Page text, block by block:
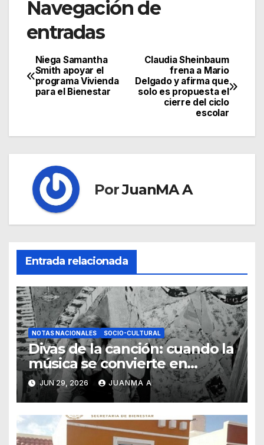
Navegación de
entradas
Claudia Sheinbaum
frena a Mario
Delgado y afirma que
solo es propuesta el
cierre del ciclo
escolar
Niega Samantha
Smith apoyar el
programa Vivienda
para el Bienestar
PorJuanMA A
Entrada relacionada
NOTAS NACIONALES SOCIO-CULTURAL
Divas de la canción: cuando la
música se convierte en
pintura
JUN 29, 2026 JUANMA A